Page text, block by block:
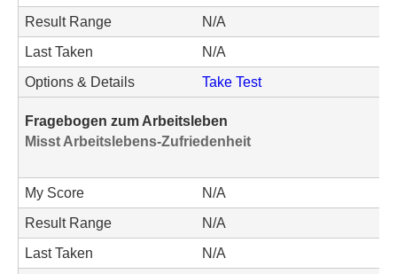
Result Range
N/A
Last Taken
N/A
Options & Details
Take Test
Fragebogen zum Arbeitsleben
Misst Arbeitslebens-Zufriedenheit
My Score
N/A
Result Range
N/A
Last Taken
N/A